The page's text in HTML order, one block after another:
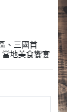
、三國首
地美食饗宴